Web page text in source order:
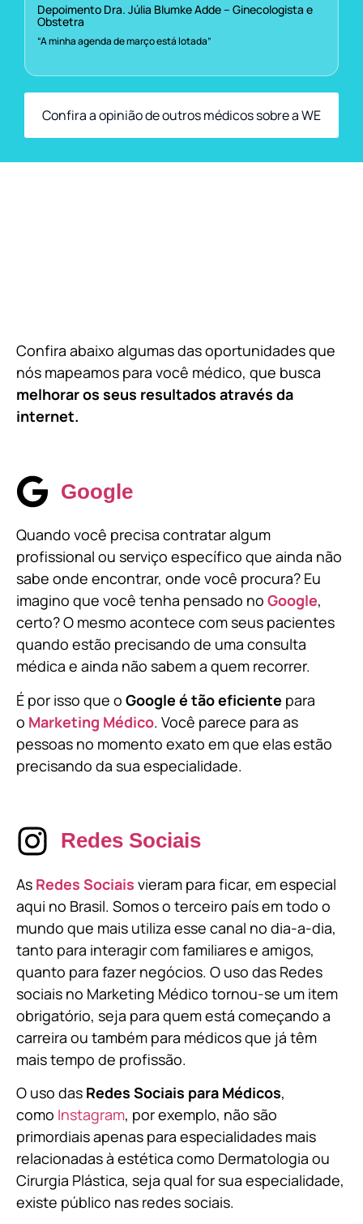
Depoimento Dra. Júlia Blumke Adde – Ginecologista e
Obstetra
“A minha agenda de março está lotada”
Confira a opinião de outros médicos sobre a WE
Confira abaixo algumas das oportunidades que
nós mapeamos para você médico, que busca
melhorar os seus resultados através da
internet.
Google
Quando você precisa contratar algum
profissional ou serviço específico que ainda não
sabe onde encontrar, onde você procura? Eu
imagino que você tenha pensado no Google,
certo? O mesmo acontece com seus pacientes
quando estão precisando de uma consulta
médica e ainda não sabem a quem recorrer.
É por isso que o Google é tão eficiente para
o Marketing Médico. Você parece para as
pessoas no momento exato em que elas estão
precisando da sua especialidade.
Redes Sociais
As Redes Sociais vieram para ficar, em especial
aqui no Brasil. Somos o terceiro país em todo o
mundo que mais utiliza esse canal no dia-a-dia,
tanto para interagir com familiares e amigos,
quanto para fazer negócios. O uso das Redes
sociais no Marketing Médico tornou-se um item
obrigatório, seja para quem está começando a
carreira ou também para médicos que já têm
mais tempo de profissão.
O uso das Redes Sociais para Médicos,
como Instagram, por exemplo, não são
primordiais apenas para especialidades mais
relacionadas à estética como Dermatologia ou
Cirurgia Plástica, seja qual for sua especialidade,
existe público nas redes sociais.